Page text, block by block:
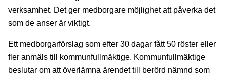
verksamhet. Det ger medborgare möjlighet att påverka det
som de anser är viktigt.
Ett medborgarförslag som efter 30 dagar fått 50 röster eller
fler anmäls till kommunfullmäktige. Kommunfullmäktige
beslutar om att överlämna ärendet till berörd nämnd som